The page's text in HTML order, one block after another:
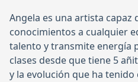
Angela es una artista capaz
conocimientos a cualquier
talento y transmite energía
clases desde que tiene 5
y la evolución que ha tenido